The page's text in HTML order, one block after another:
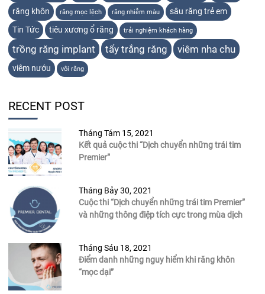
răng khôn răng mọc lệch răng nhiễm màu
sâu răng trẻ em
Tin Tức
tiêu xương ổ răng trải nghiệm khách hàng
trồng răng implant tẩy trắng răng viêm nha chu
viêm nướu vôi răng
RECENT POST
Tháng Tám 15, 2021
Kết quả cuộc thi “Dịch chuyển những trái tim
Premier”
Tháng Bảy 30, 2021
Cuộc thi “Dịch chuyển những trái tim Premier”
và những thông điệp tích cực trong mùa dịch
Tháng Sáu 18, 2021
Điểm danh những nguy hiểm khi răng khôn
“mọc dại”